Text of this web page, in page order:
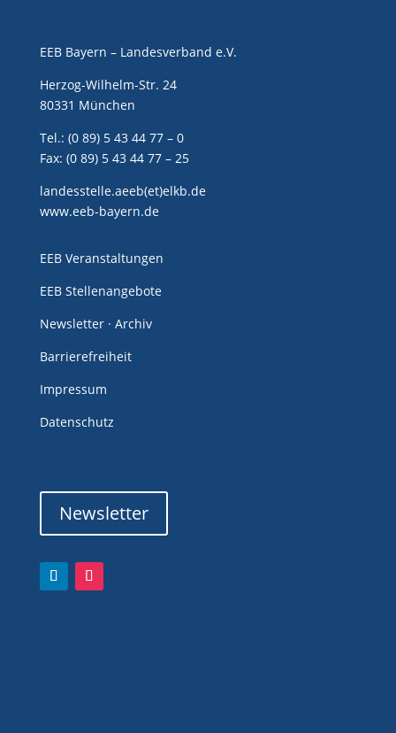
EEB Bayern – Landesverband e.V.
Herzog-Wilhelm-Str. 24
80331 München
Tel.: (0 89) 5 43 44 77 – 0
Fax: (0 89) 5 43 44 77 – 25
landesstelle.aeeb(et)elkb.de
www.eeb-bayern.de
EEB Veranstaltungen
EEB Stellenangebote
Newsletter · Archiv
Barrierefreiheit
Impressum
Datenschutz
Newsletter